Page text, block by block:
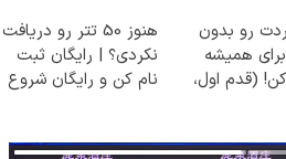
رو بدون
همیشه
(قدم اول،
هنوز 50 تتر رو دریافت
نکردی؟ | رایگان ثبت
نام کن و رایگان شروع